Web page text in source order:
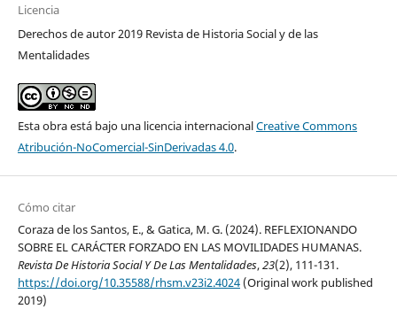
Licencia
Derechos de autor 2019 Revista de Historia Social y de las
Mentalidades
Esta obra está bajo una licencia internacionalCreative Commons
Atribución-NoComercial-SinDerivadas 4.0.
Cómo citar
Coraza de los Santos, E., & Gatica, M. G. (2024). REFLEXIONANDO
SOBRE EL CARÁCTER FORZADO EN LAS MOVILIDADES HUMANAS.
Revista De Historia Social Y De Las Mentalidades,23(2), 111-131.
https://doi.org/10.35588/rhsm.v23i2.4024(Original work published
2019)